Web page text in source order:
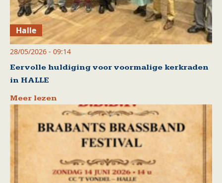
Halle
28/05/2026 - 09:14
Eervolle huldiging voor voormalige kerkraden
in HALLE
Meer lezen